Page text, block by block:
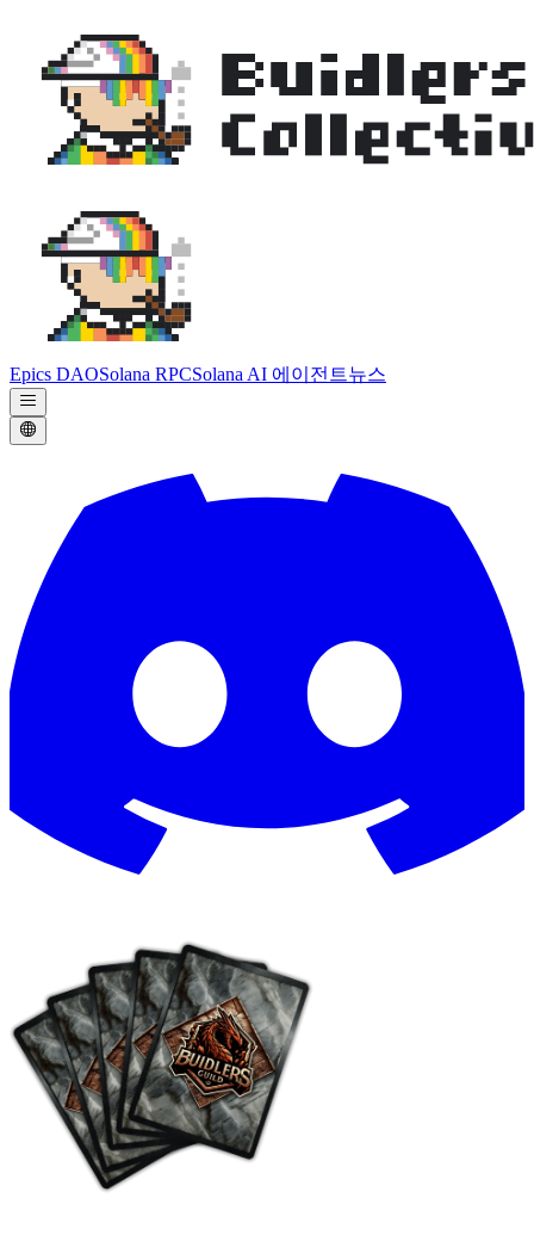
Epics DAOSolana RPCSolana AI 에이전트뉴스